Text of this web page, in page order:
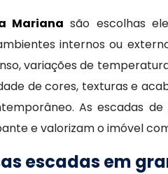
Mariana são escolhas
internos ou
variações de
de cores, texturas e
As escadas
e valorizam o imóvel
escadas em